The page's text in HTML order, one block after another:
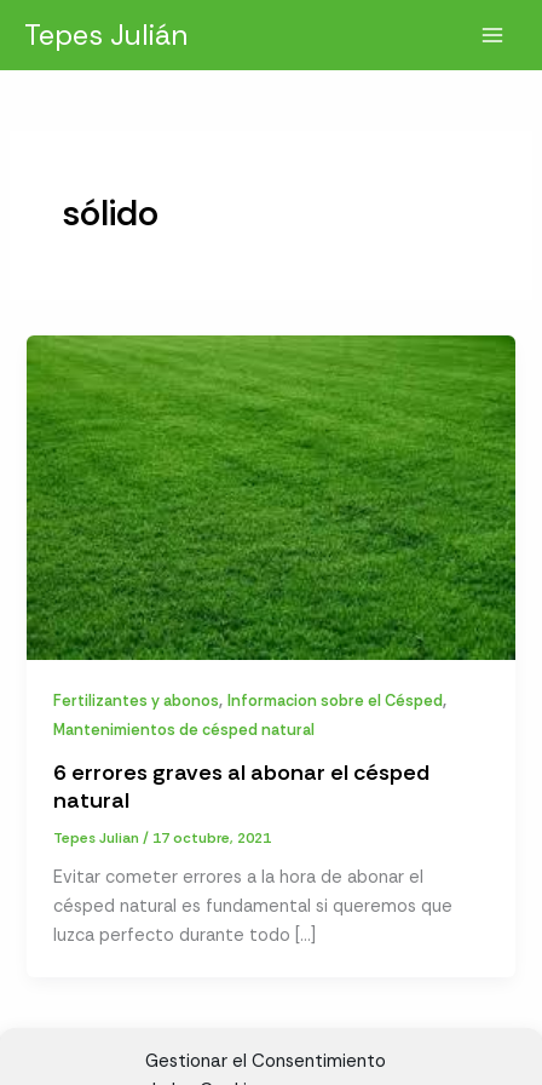
Gestionar el Consentimiento
contenido
Tepes Julián
sólido
Fertilizantes y abonos,Informacion sobre el Césped,
Mantenimientos de césped natural
6 errores graves al abonar el césped
natural
Tepes Julian/ 17 octubre, 2021
Evitar cometer errores a la hora de abonar el
césped natural es fundamental si queremos que
luzca perfecto durante todo […]